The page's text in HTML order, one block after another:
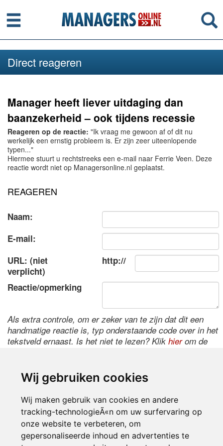
Wij gebruiken cookies
Wij maken gebruik van cookies en andere
tracking-technologieÃ«n om uw surfervaring op
onze website te verbeteren, om
gepersonaliseerde inhoud en advertenties te
Menu
Direct reageren
Manager heeft liever uitdaging dan
baanzekerheid – ook tijdens recessie
Reageren op de reactie: "Ik vraag me gewoon af of dit nu
werkelijk een ernstig probleem is. Er zijn zeer uiteenlopende
typen..."
Hiermee stuurt u rechtstreeks een e-mail naar Ferrie Veen. Deze
reactie wordt niet op Managersonline.nl geplaatst.
REAGEREN
Naam:
E-mail:
URL: (niet
verplicht)
http://
Reactie/opmerking
Als extra controle, om er zeker van te zijn dat dit een
handmatige reactie is, typ onderstaande code over in het
tekstveld ernaast. Is het niet te lezen? Klik hierom de